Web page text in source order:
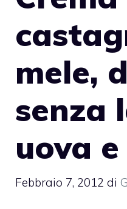
mele,
senza
uova
Febbraio 7, 2012 di